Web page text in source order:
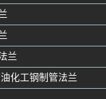
兰
油化工钢制管法兰